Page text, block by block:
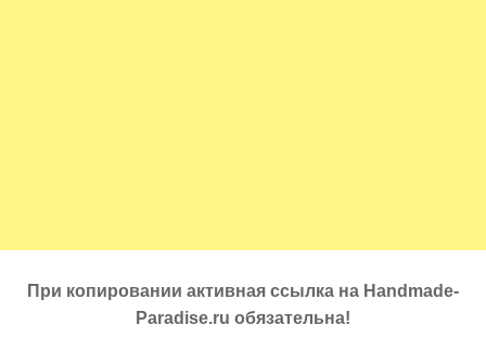
При копировании активная ссылка на Handmade-
Paradise.ru обязательна!